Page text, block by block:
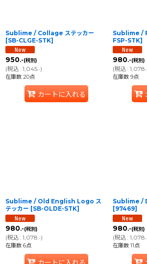
Sublime / Collage ステッカー
[SB-CLGE-STK]
950.-(税別)
(税込: 1,045.-)
在庫数 20点
カートに入れる
Sublime /
FSP-STK]
980.-(税別)
(税込: 1,078
在庫数 9点
Sublime / Old English Logo ス
テッカー [SB-OLDE-STK]
980.-(税別)
(税込: 1,078 .-)
在庫数 6点
Sublime /
[97469]
980.-(税別)
(税込: 1,078
在庫数 11点